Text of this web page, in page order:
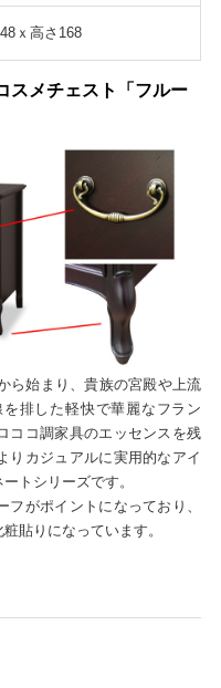
ｘ高さ168
スメチェスト「フルー
ら始まり、貴族の宮殿や上流
排した軽快で華麗なフラン
ココ調家具のエッセンスを残
りカジュアルに実用的なアイ
トシリーズです。
がポイントになっており、
貼りになっています。